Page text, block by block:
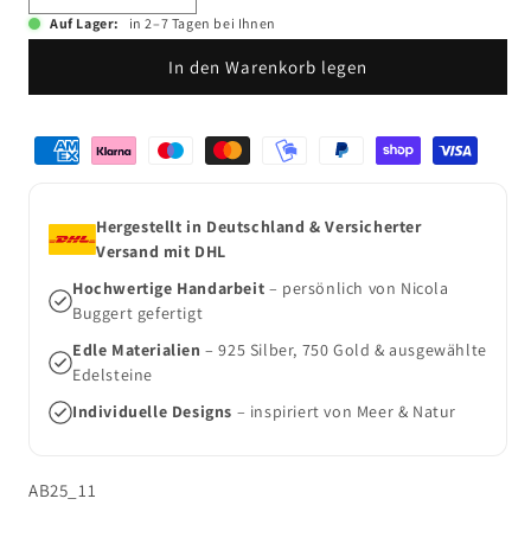
die
Menge
Längsgestreifte
Charms
mit
die
Menge
für
Längsgestreifte
Charms
Auf Lager: in 2–7 Tagen bei Ihnen
In den Warenkorb legen
Zahlungsmethoden
Hergestellt in Deutschland & Versicherter
Versand mit DHL
Hochwertige Handarbeit – persönlich von Nicola
Buggert gefertigt
Edle Materialien – 925 Silber, 750 Gold & ausgewählte
Edelsteine
Individuelle Designs – inspiriert von Meer & Natur
SKU:
AB25_11